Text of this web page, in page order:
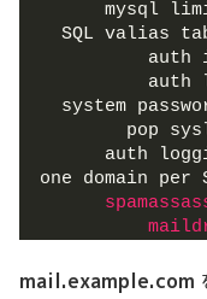
mysql
SQL valias
auth
auth
system
pop
auth
one domain
mail.example.com